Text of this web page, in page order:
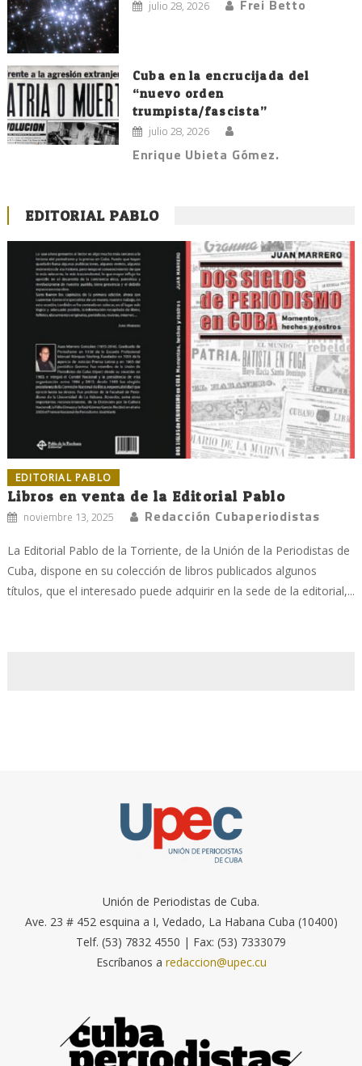
julio 28, 2026 Frei Betto
Cuba en la encrucijada del
“nuevo orden
trumpista/fascista”
julio 28, 2026
Enrique Ubieta Gómez.
EDITORIAL PABLO
EDITORIAL PABLO
Libros en venta de la Editorial Pablo
noviembre 13, 2025 Redacción Cubaperiodistas
La Editorial Pablo de la Torriente, de la Unión de la Periodistas de
Cuba, dispone en su colección de libros publicados algunos
títulos, que el interesado puede adquirir en la sede de la editorial,...
Unión de Periodistas de Cuba.
Ave. 23 # 452 esquina a I, Vedado, La Habana Cuba (10400)
Telf. (53) 7832 4550 | Fax: (53) 7333079
Escríbanos a redaccion@upec.cu